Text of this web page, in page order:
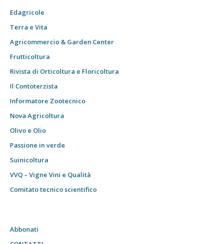
Edagricole
Terra e Vita
Agricommercio & Garden Center
Frutticoltura
Rivista di Orticoltura e Floricoltura
Il Contoterzista
Informatore Zootecnico
Nova Agricoltura
Olivo e Olio
Passione in verde
Suinicoltura
VVQ – Vigne Vini e Qualità
Comitato tecnico scientifico
Abbonati